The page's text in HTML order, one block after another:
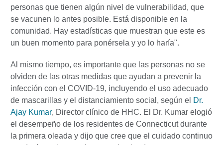
personas que tienen algún nivel de vulnerabilidad, que
se vacunen lo antes posible. Está disponible en la
comunidad. Hay estadísticas que muestran que este es
un buen momento para ponérsela y yo lo haría".
Al mismo tiempo, es importante que las personas no se
olviden de las otras medidas que ayudan a prevenir la
infección con el COVID-19, incluyendo el uso adecuado
de mascarillas y el distanciamiento social, según el Dr.
Ajay Kumar, Director clínico de HHC. El Dr. Kumar elogió
el desempeño de los residentes de Connecticut durante
la primera oleada y dijo que cree que el cuidado continuo